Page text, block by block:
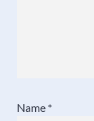
Name *